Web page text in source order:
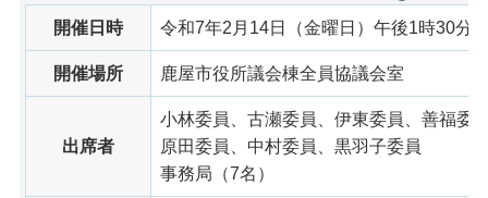
開催日時 令和7年2月14日（金曜日）午後1時30分
開催場所 鹿屋市役所議会棟全員協議会室
出席者
小林委員、古瀬委員、伊東委員、善福委
原田委員、中村委員、黒羽子委員
事務局（7名）